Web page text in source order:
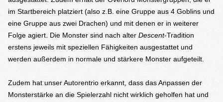
im Startbereich platziert (also z.B. eine Gruppe aus 4 Goblins und
eine Gruppe aus zwei Drachen) und mit denen er in weiterer
Folge agiert. Die Monster sind nach alter Descent-Tradition
erstens jeweils mit speziellen Fähigkeiten ausgestattet und
werden außerdem in normale und stärkere Monster aufgeteilt.
Zudem hat unser Autorentrio erkannt, dass das Anpassen der
Monsterstärke an die Spielerzahl nicht wirklich geholfen hat und